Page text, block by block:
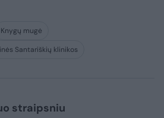
Knygų mugė
Santariškių klinikos
straipsniu